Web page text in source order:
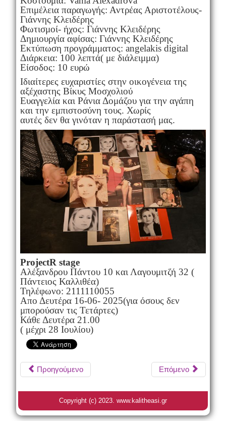
Επιμέλεια παραγωγής: Αντρέας Αριστοτέλους-
Γιάννης Κλειδέρης
Φωτισμοί- ήχος: Γιάννης Κλειδέρης
Δημιουργία αφίσας: Γιάννης Κλειδέρης
Εκτύπωση προγράμματος: angelakis digital
Διάρκεια: 100 λεπτά( με διάλειμμα)
Είσοδος: 10 ευρώ
Ιδιαίτερες ευχαριστίες στην οικογένεια της
αξέχαστης Βίκυς Μοσχολιού
Ευαγγελία και Ράνια Δομάζου για την αγάπη
και την εμπιστοσύνη τους. Χωρίς
αυτές δεν θα γινόταν η παράστασή μας.
ProjectR stage
Αλέξανδρου Πάντου 10 και Λαγουμιτζή 32 (
Πάντειος Καλλιθέα)
Τηλέφωνο: 2111110055
Απο Δευτέρα 16-06- 2025(για όσους δεν
μπορούσαν τις Τετάρτες)
Κάθε Δευτέρα 21.00
( μέχρι 28 Ιουλίου)
Προηγούμενο Επόμενο
Copyright (c) 2023. www.kalitheasi.gr